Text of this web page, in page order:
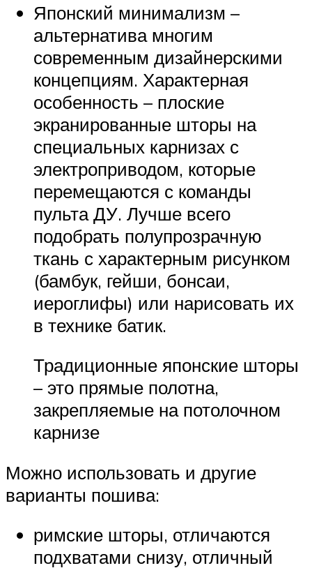
Японский минимализм –
альтернатива многим
современным дизайнерскими
концепциям. Характерная
особенность – плоские
экранированные шторы на
специальных карнизах с
электроприводом, которые
перемещаются с команды
пульта ДУ. Лучше всего
подобрать полупрозрачную
ткань с характерным рисунком
(бамбук, гейши, бонсаи,
иероглифы) или нарисовать их
в технике батик.
Традиционные японские шторы
– это прямые полотна,
закрепляемые на потолочном
карнизе
Можно использовать и другие
варианты пошива:
римские шторы, отличаются
подхватами снизу, отличный